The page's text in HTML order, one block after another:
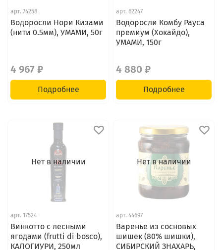
арт. 74258
Водоросли Нори Кизами
(нити 0.5мм), УМАМИ, 50г
4 967 ₽
Подробнее
арт. 62247
Водоросли Комбу Рауса
премиум (Хокайдо),
УМАМИ, 150г
4 880 ₽
Подробнее
Нет в наличии
арт. 17524
Винкотто с лесными
ягодами (frutti di bosco),
КАЛОГИУРИ, 250мл
Нет в наличии
арт. 44697
Варенье из сосновых
шишек (80% шишки),
СИБИРСКИЙ ЗНАХАРЬ,